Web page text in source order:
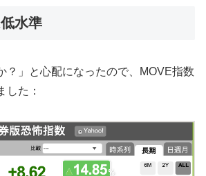
水準
？」と心配になったので、MOVE指数
した：